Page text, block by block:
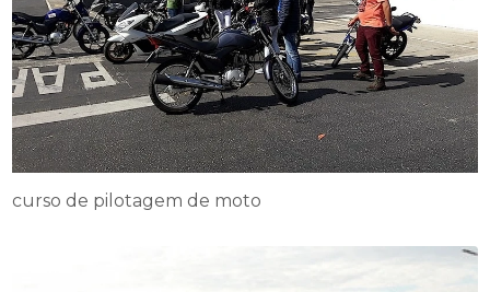
curso de pilotagem de moto